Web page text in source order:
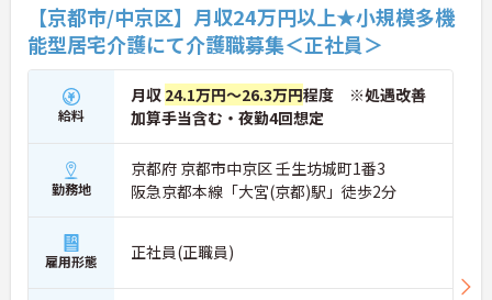
【京都市/中京区】月収24万円以上★小規模多機
能型居宅介護にて介護職募集＜正社員＞
給料
月収 24.1万円～26.3万円程度 ※処遇改善
加算手当含む・夜勤4回想定
勤務地
京都府 京都市中京区 壬生坊城町1番3
阪急京都本線「大宮(京都)駅」徒歩2分
雇用形態 正社員(正職員)